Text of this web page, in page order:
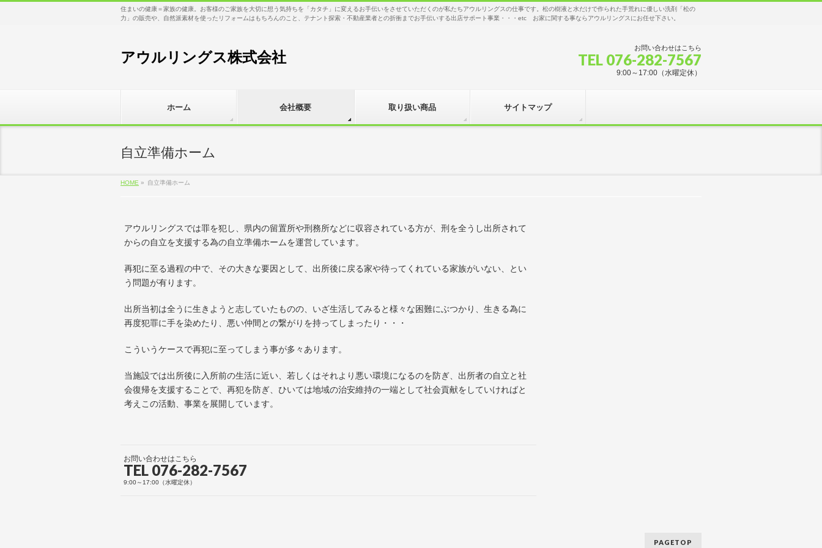
住まいの健康＝家族の健康。お客様のご家族を大切に想う気持ちを「カタチ」に変えるお手伝いをさせていただくのが私たちアウルリングスの仕事です。松の樹液と水だけで作られた手荒れに優しい洗剤「松の
力」の販売や、自然派素材を使ったリフォームはもちろんのこと、テナント探索・不動産業者との折衝までお手伝いする出店サポート事業・・・etc お家に関する事ならアウルリングスにお任せ下さい。
アウルリングス株式会社
お問い合わせはこちら
TEL 076-282-7567
9:00～17:00（水曜定休）
ホーム 会社概要 取り扱い商品 サイトマップ
自立準備ホーム
HOME » 自立準備ホーム
アウルリングスでは罪を犯し、県内の留置所や刑務所などに収容されている方が、刑を全うし出所されて
からの自立を支援する為の自立準備ホームを運営しています。
再犯に至る過程の中で、その大きな要因として、出所後に戻る家や待ってくれている家族がいない、とい
う問題が有ります。
出所当初は全うに生きようと志していたものの、いざ生活してみると様々な困難にぶつかり、生きる為に
再度犯罪に手を染めたり、悪い仲間との繋がりを持ってしまったり・・・
こういうケースで再犯に至ってしまう事が多々あります。
当施設では出所後に入所前の生活に近い、若しくはそれより悪い環境になるのを防ぎ、出所者の自立と社
会復帰を支援することで、再犯を防ぎ、ひいては地域の治安維持の一端として社会貢献をしていければと
考えこの活動、事業を展開しています。
お問い合わせはこちら
TEL 076-282-7567
9:00～17:00（水曜定休）
PAGETOP